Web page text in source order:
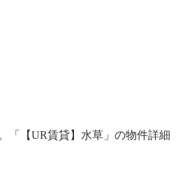
「【UR賃貸】水草」の物件詳細